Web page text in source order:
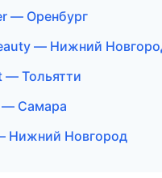
— Оренбург
— Нижний
— Тольятти
— Самара
Нижний Новгород